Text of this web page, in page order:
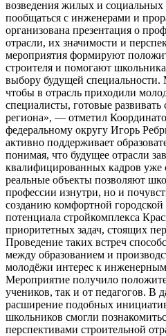
возведения жилых и социальных
пообщаться с инженерами и
организована презентация о
отрасли, их значимости и
мероприятия формируют
строителя и помогают
выбору будущей
чтобы в отрасль приходили
специалисты, готовые
региона», — отметил
федеральному округу Игорь
активно поддерживает
понимая, что будущее отрасли
квалифицированных кадров уже
реальные объекты позволяют
профессии изнутри, но и
созданию комфортной городской
потенциала стройкомплекса
приоритетных задач, стоящих
Проведение таких встреч
между образованием и
молодёжи интерес к
Мероприятие получило
учеников, так и от педагогов. В
расширение подобных
школьников смогли
перспективами строительной